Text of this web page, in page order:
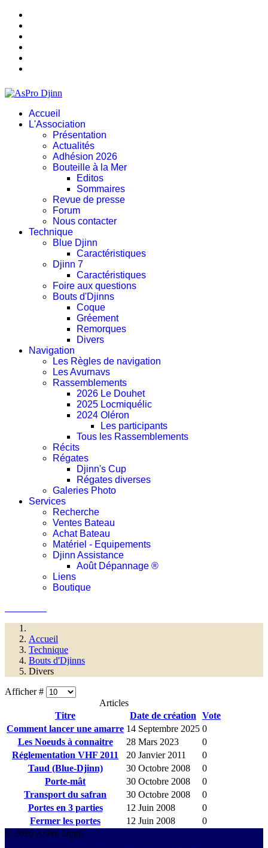
Accueil
L'Association
Présentation
Actualités
Adhésion 2026
Bouteille à la Mer
Editos
Sommaires
Revue de presse
Forum
Nous contacter
Technique
Blue Djinn
Caractéristiques
Djinn 7
Caractéristiques
Foire aux questions
Bouts d'Djinns
Coque
Gréement
Remorques
Divers
Navigation
Les Règles de navigation
Les Avurnavs
Rassemblements
2026 Le Douhet
2025 Locmiquélic
2024 Oléron
Les participants
Tous les Rassemblements
Récits
Régates
Djinn's Cup
Régates diverses
Galeries Photo
Services
Recherche
Ventes Bateau
Achat Bateau
Matériel - Equipements
Djinn Assistance
Août Dépannage ®
Liens
Boutique
Accueil
Technique
Bouts d'Djinns
Divers
Afficher #
Articles
Titre
Date de création
Vote
Comment lancer une amarre 14 Septembre 2025 0
Les Noeuds à connaitre
28 Mars 2023
0
Réglementation VHF 2011
20 Janvier 2011
0
Taud (Blue-Djinn)
30 Octobre 2008
0
Porte-mât
30 Octobre 2008
0
Transport du safran
30 Octobre 2008
0
Portes en 3 parties
12 Juin 2008
0
Fermer les portes
12 Juin 2008
0
© 2026 AsPro Djinn